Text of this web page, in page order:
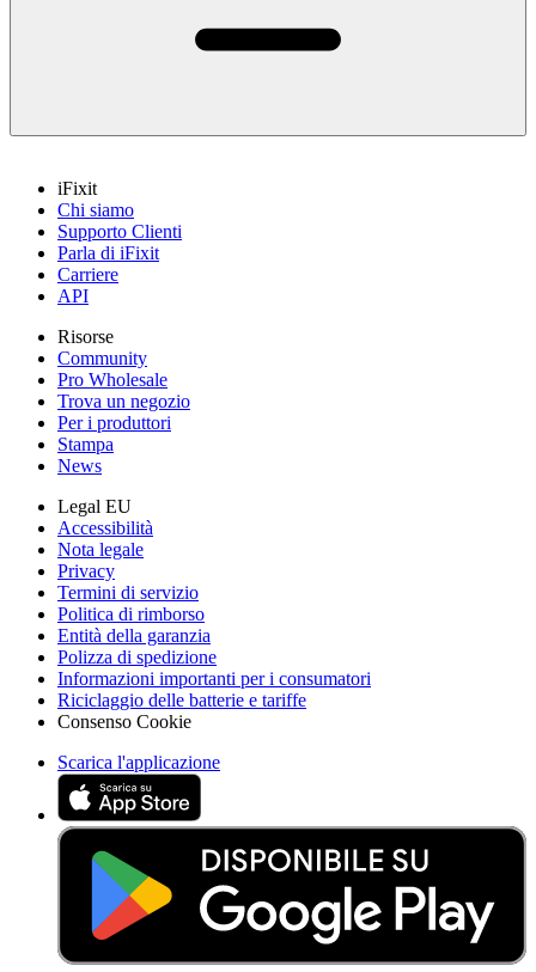
iFixit
Chi siamo
Supporto Clienti
Parla di iFixit
Carriere
API
Risorse
Community
Pro Wholesale
Trova un negozio
Per i produttori
Stampa
News
Legal EU
Accessibilità
Nota legale
Privacy
Termini di servizio
Politica di rimborso
Entità della garanzia
Polizza di spedizione
Informazioni importanti per i consumatori
Riciclaggio delle batterie e tariffe
Consenso Cookie
Scarica l'applicazione